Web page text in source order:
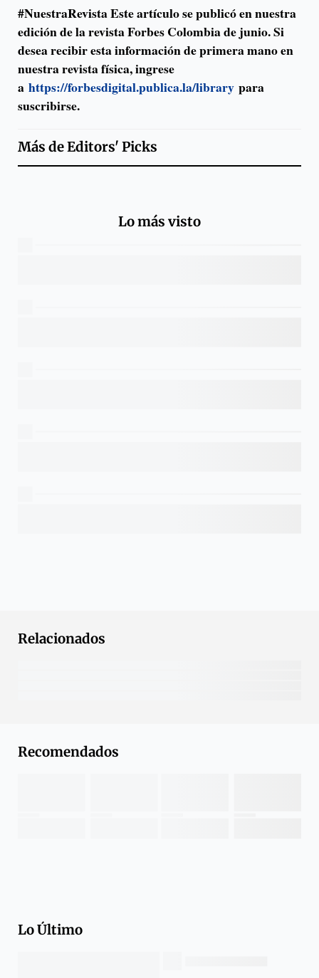
#NuestraRevista Este artículo se publicó en nuestra
edición de la revista Forbes Colombia de junio. Si
desea recibir esta información de primera mano en
nuestra revista física, ingrese
a https://forbesdigital.publica.la/library para
suscribirse.
Más deEditors' Picks
Lo más visto
Relacionados
Recomendados
Lo Último